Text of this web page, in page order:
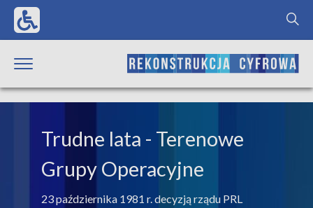
Trudne lata - Terenowe
Grupy Operacyjne
23 października 1981 r. decyzją rządu PRL